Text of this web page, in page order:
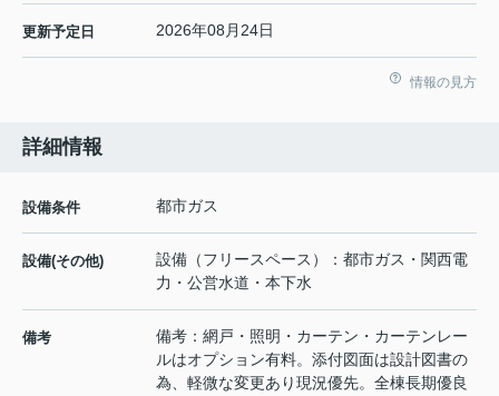
更新予定日 2026年08月24日
情報の見方
詳細情報
設備条件 都市ガス
設備(その他)
設備（フリースペース）：都市ガス・関西電
力・公営水道・本下水
備考
備考：網戸・照明・カーテン・カーテンレー
ルはオプション有料。添付図面は設計図書の
為、軽微な変更あり現況優先。全棟長期優良